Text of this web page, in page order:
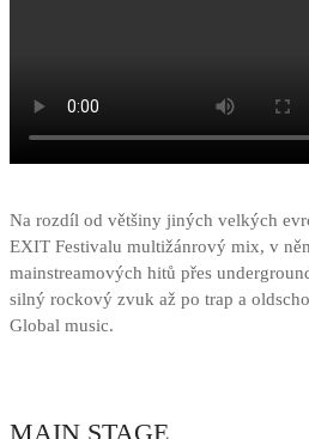
Na rozdíl od většiny jiných velkých
EXIT Festivalu multižánrový mix, v
mainstreamových hitů přes
silný rockový zvuk až po trap a
Global music.
MAIN STAGE